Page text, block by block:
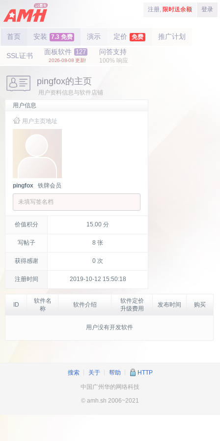
注册, 限时送余额 登录
首页 安装 7.3 免费 演示 定价 免费 推广计划
SSL证书 面板软件 127
2026-08-08 更新!
问答支持
100% 响应
pingfox的主页
用户资料信息与软件店铺
用户信息
用户主页地址
pingfox 铁牌会员
未填写签名档
价值积分 15.00 分
写帖子 8 张
获得感谢 0 次
注册时间 2019-10-12 15:50:18
ID
软件名
称
软件介绍
软件定价
升级费用
发布时间 购买
用户没有开发软件
搜索┊ 关于┊ 帮助 HTTP
中国广州华的网络科技
© amh.sh 2006~2021